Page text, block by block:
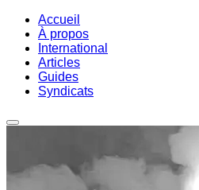
Accueil
À propos
International
Articles
Guides
Syndicats